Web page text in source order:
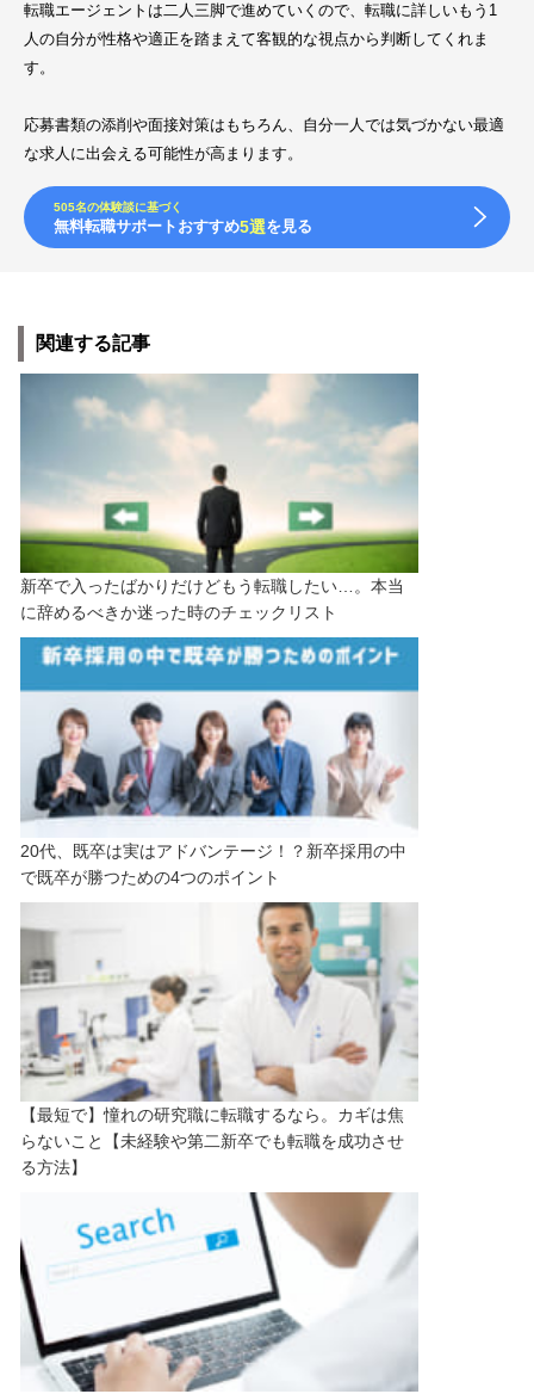
転職エージェントは二人三脚で進めていくので、転職に詳しいもう1
人の自分が性格や適正を踏まえて客観的な視点から判断してくれま
す。
応募書類の添削や面接対策はもちろん、自分一人では気づかない最適
な求人に出会える可能性が高まります。
505名の体験談に基づく
無料転職サポートおすすめ5選を見る
関連する記事
新卒で入ったばかりだけどもう転職したい…。本当
に辞めるべきか迷った時のチェックリスト
20代、既卒は実はアドバンテージ！？新卒採用の中
で既卒が勝つための4つのポイント
【最短で】憧れの研究職に転職するなら。カギは焦
らないこと【未経験や第二新卒でも転職を成功させ
る方法】